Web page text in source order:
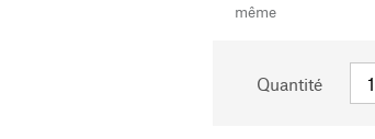
même
Quantité